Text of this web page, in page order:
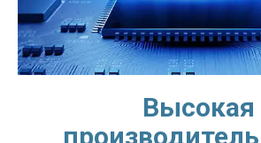
Высокая